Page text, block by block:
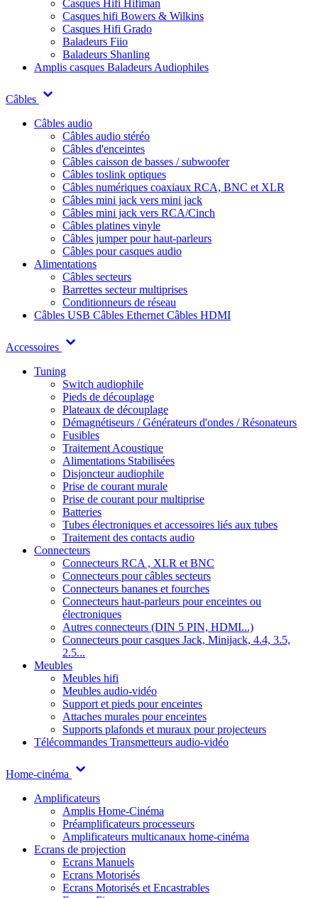
Casques Hifi Hifiman
Casques hifi Bowers & Wilkins
Casques Hifi Grado
Baladeurs Fiio
Baladeurs Shanling
Amplis casques Baladeurs Audiophiles
Câbles
Câbles audio
Câbles audio stéréo
Câbles d'enceintes
Câbles caisson de basses / subwoofer
Câbles toslink optiques
Câbles numériques coaxiaux RCA, BNC et XLR
Câbles mini jack vers mini jack
Câbles mini jack vers RCA/Cinch
Câbles platines vinyle
Câbles jumper pour haut-parleurs
Câbles pour casques audio
Alimentations
Câbles secteurs
Barrettes secteur multiprises
Conditionneurs de réseau
Câbles USB Câbles Ethernet Câbles HDMI
Accessoires
Tuning
Switch audiophile
Pieds de découplage
Plateaux de découplage
Démagnétiseurs / Générateurs d'ondes / Résonateurs
Fusibles
Traitement Acoustique
Alimentations Stabilisées
Disjoncteur audiophile
Prise de courant murale
Prise de courant pour multiprise
Batteries
Tubes électroniques et accessoires liés aux tubes
Traitement des contacts audio
Connecteurs
Connecteurs RCA , XLR et BNC
Connecteurs pour câbles secteurs
Connecteurs bananes et fourches
Connecteurs haut-parleurs pour enceintes ou
électroniques
Autres connecteurs (DIN 5 PIN, HDMI...)
Connecteurs pour casques Jack, Minijack, 4.4, 3.5,
2.5...
Meubles
Meubles hifi
Meubles audio-vidéo
Support et pieds pour enceintes
Attaches murales pour enceintes
Supports plafonds et muraux pour projecteurs
Télécommandes Transmetteurs audio-vidéo
Home-cinéma
Amplificateurs
Amplis Home-Cinéma
Préamplificateurs processeurs
Amplificateurs multicanaux home-cinéma
Ecrans de projection
Ecrans Manuels
Ecrans Motorisés
Ecrans Motorisés et Encastrables